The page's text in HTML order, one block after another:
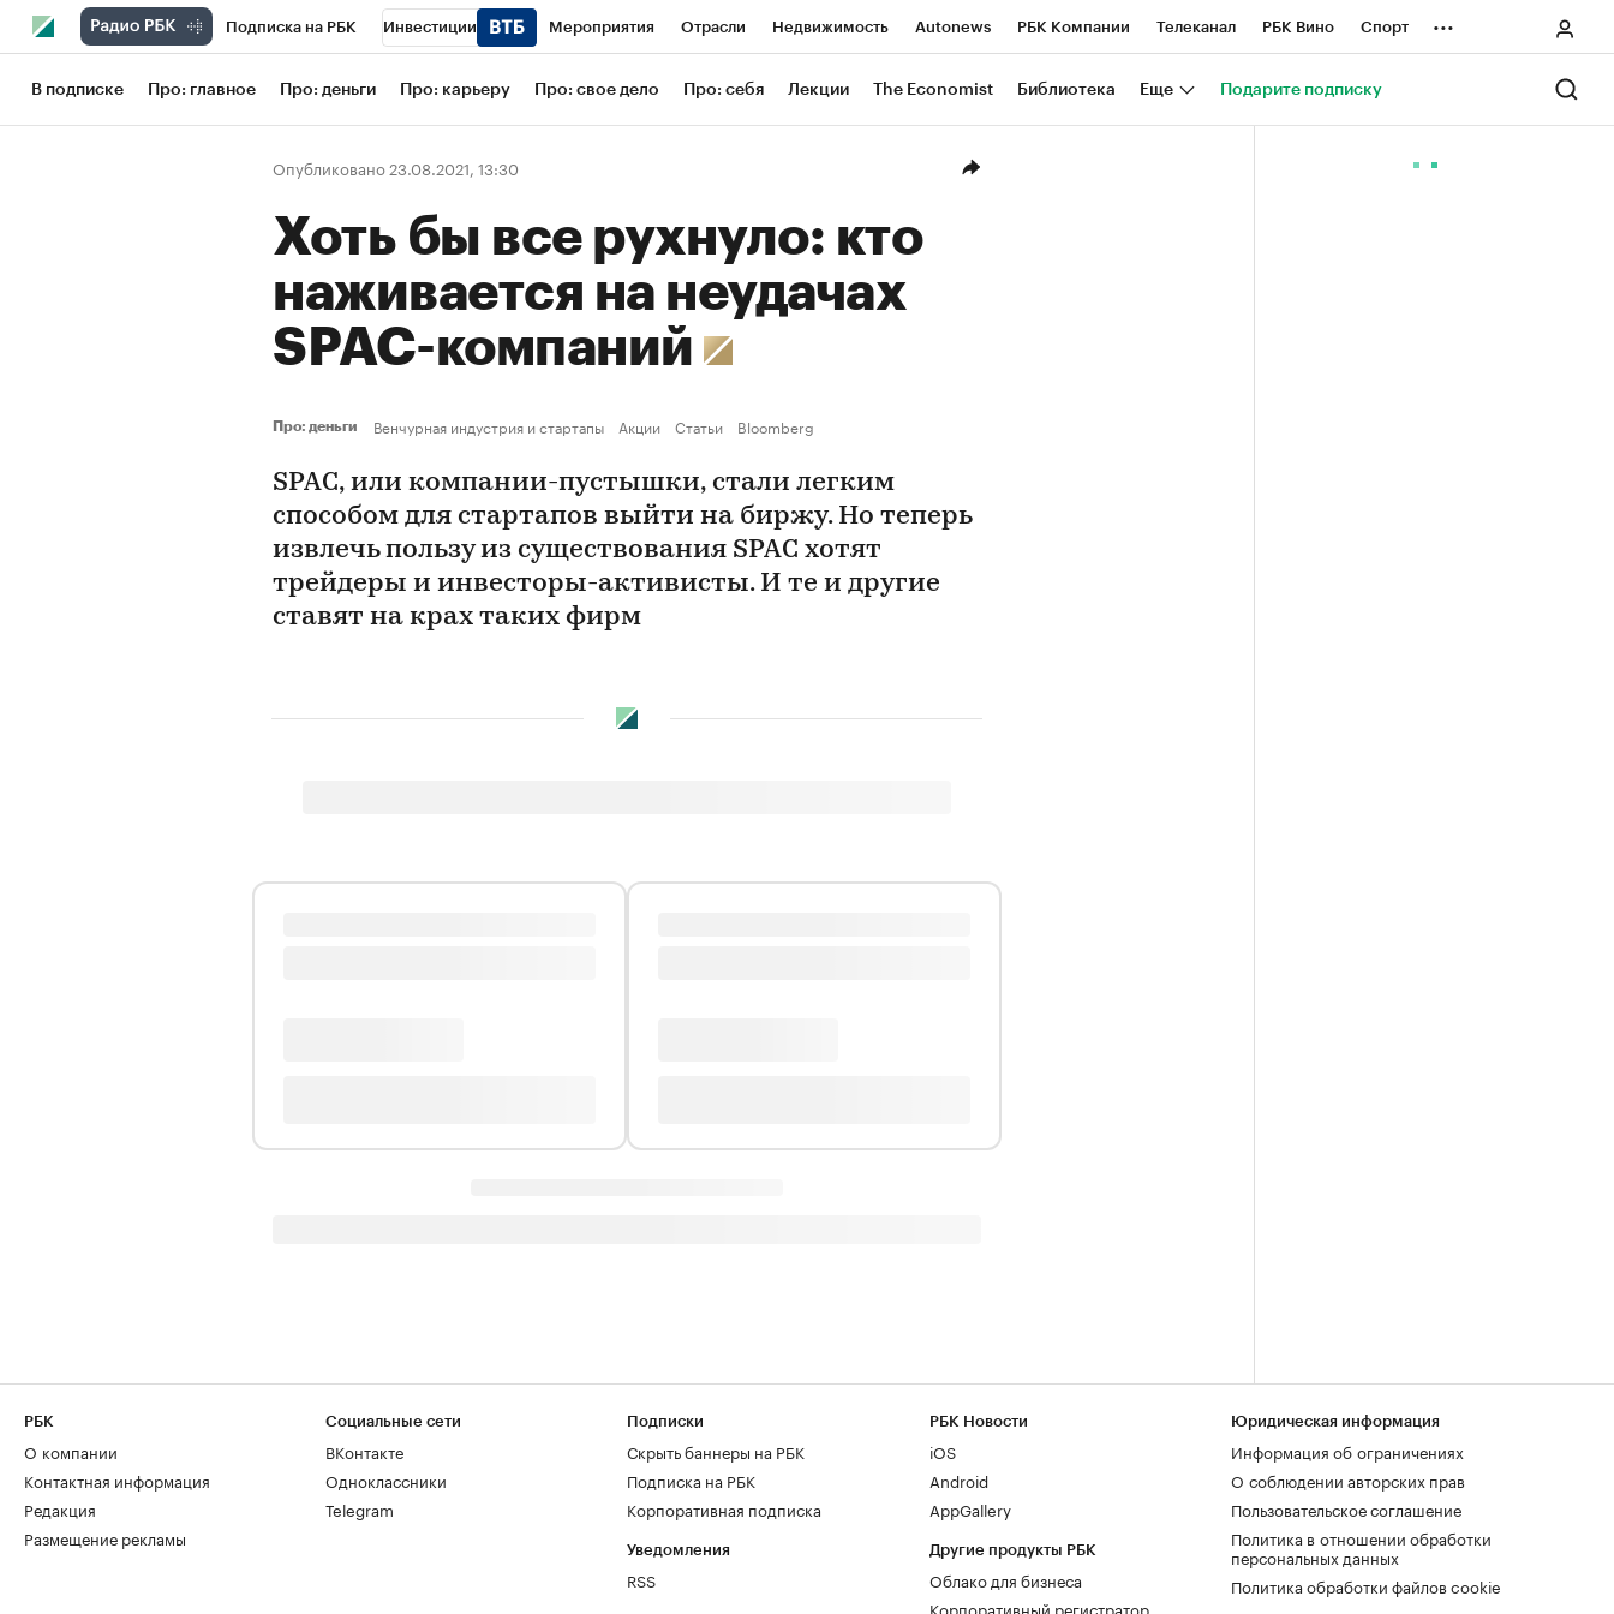
Подписка на РБК Инвестиции Мероприятия Отрасли Недвижимость Autonews РБК Компании Телеканал РБК Вино Спорт
Школа управления РБК РБК Образование РБК Life Тренды Визионеры Национальные проекты Город
Рынок наличной валюты
...
В подписке Про: главное Про: деньги Про: карьеру Про: свое дело Про: себя Лекции The Economist Библиотека Еще Подарите подписку
Опубликовано 23.08.2021, 13:30
Хоть бы все рухнуло: кто
наживается на неудачах
SPAC-компаний
Про: деньги Венчурная индустрия и стартапы Акции Статьи Bloomberg
SPAC, или компании-пустышки, стали легким
способом для стартапов выйти на биржу. Но теперь
извлечь пользу из существования SPAC хотят
трейдеры и инвесторы-активисты. И те и другие
ставят на крах таких фирм
РБК
О компании
Контактная информация
Редакция
Размещение рекламы
Социальные сети
ВКонтакте
Одноклассники
Telegram
Подписки
Скрыть баннеры на РБК
Подписка на РБК
Корпоративная подписка
Уведомления
RSS
РБК Новости
iOS
Android
AppGallery
Другие продукты РБК
Облако для бизнеса
Корпоративный регистратор
Юридическая информация
Информация об ограничениях
О соблюдении авторских прав
Пользовательское соглашение
Политика в отношении обработки
персональных данных
Политика обработки файлов cookie